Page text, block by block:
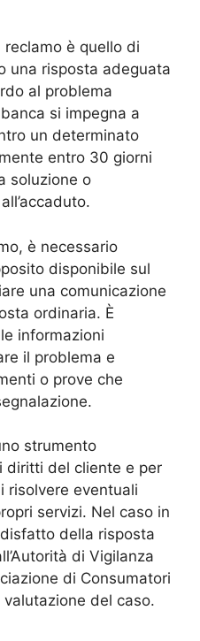
reclamo è quello di
una risposta adeguata
al problema
si impegna a
un determinato
entro 30 giorni
soluzione o
è necessario
disponibile sul
una comunicazione
ordinaria. È
informazioni
il problema e
o prove che
strumento
diritti del cliente e per
risolvere eventuali
servizi. Nel caso in
della risposta
di Vigilanza
di Consumatori
valutazione del caso.